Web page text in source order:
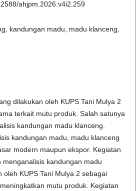
ahjpm.2026.v4i2.259
kandungan madu, madu klanceng,
dilakukan oleh KUPS Tani Mulya 2
terkait mutu produk. Salah satunya
kandungan madu klanceng.
kandungan madu, madu klanceng
modern maupun ekspor. Kegiatan
kandungan madu
oleh KUPS Tani Mulya 2 sebagai
mutu produk. Kegiatan